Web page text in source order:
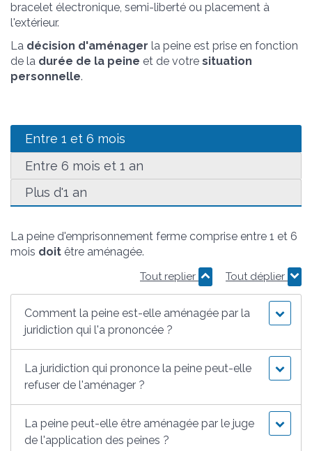
bracelet électronique, semi-liberté ou placement à
l'extérieur.
La décision d'aménager la peine est prise en fonction
de la durée de la peine et de votre situation
personnelle.
Entre 1 et 6 mois
Entre 6 mois et 1 an
Plus d'1 an
La peine d'emprisonnement ferme comprise entre 1 et 6
mois doit être aménagée.
Tout replier Tout déplier
Comment la peine est-elle aménagée par la
juridiction qui l'a prononcée ?
La juridiction qui prononce la peine peut-elle
refuser de l'aménager ?
La peine peut-elle être aménagée par le juge
de l'application des peines ?